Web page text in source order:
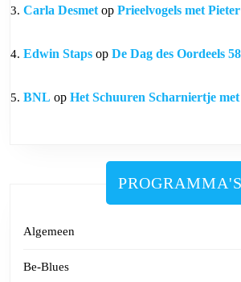
Carla Desmet op Prieelvogels met
Edwin Staps op De Dag des Oordeels
BNL op Het Schuuren Scharniertje
PROGRAMMA'S
Algemeen
Be-Blues